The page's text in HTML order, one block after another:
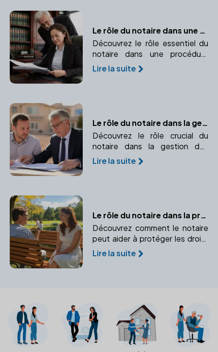
Le rôle du notaire dans une procédure d'adoption
Découvrez le rôle essentiel du
notaire dans une procédure
d'adoption, de la rédaction des
documents à leur validation.
Lire la suite
Le rôle du notaire dans la gestion des biens immobiliers de l'entreprise
Découvrez le rôle crucial du
notaire dans la gestion des
biens immobiliers de votre
entreprise, de la sécurisation
Lire la suite
Le rôle du notaire dans la protection des mineurs
Découvrez comment le notaire
peut aider à protéger les droits
et intérêts des mineurs en cas
de décès ou d'incapacité des
Lire la suite